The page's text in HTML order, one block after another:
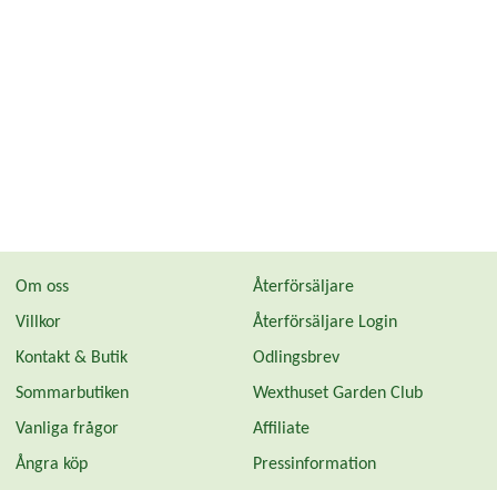
Om oss
Villkor
Kontakt & Butik
Sommarbutiken
Vanliga frågor
Ångra köp
Återförsäljare
Återförsäljare Login
Odlingsbrev
Wexthuset Garden Club
Affiliate
Pressinformation